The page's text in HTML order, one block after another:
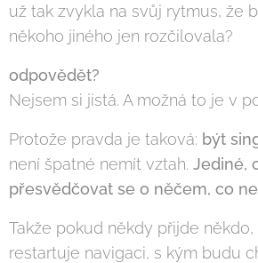
už tak zvykla na svůj rytmus, že
někoho jiného jen rozčilovala?
odpovědět?
Nejsem si jistá. A možná to je v
Protože pravda je taková: být
není špatné nemít vztah. Jediné,
přesvědčovat se o něčem, co
Takže pokud někdy přijde
restartuje navigaci, s kým budu